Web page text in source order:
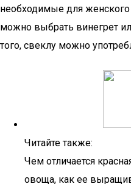
необходимые для женского
можно выбрать винегрет
того, свеклу можно
Читайте также:
Чем отличается
овоща, как ее